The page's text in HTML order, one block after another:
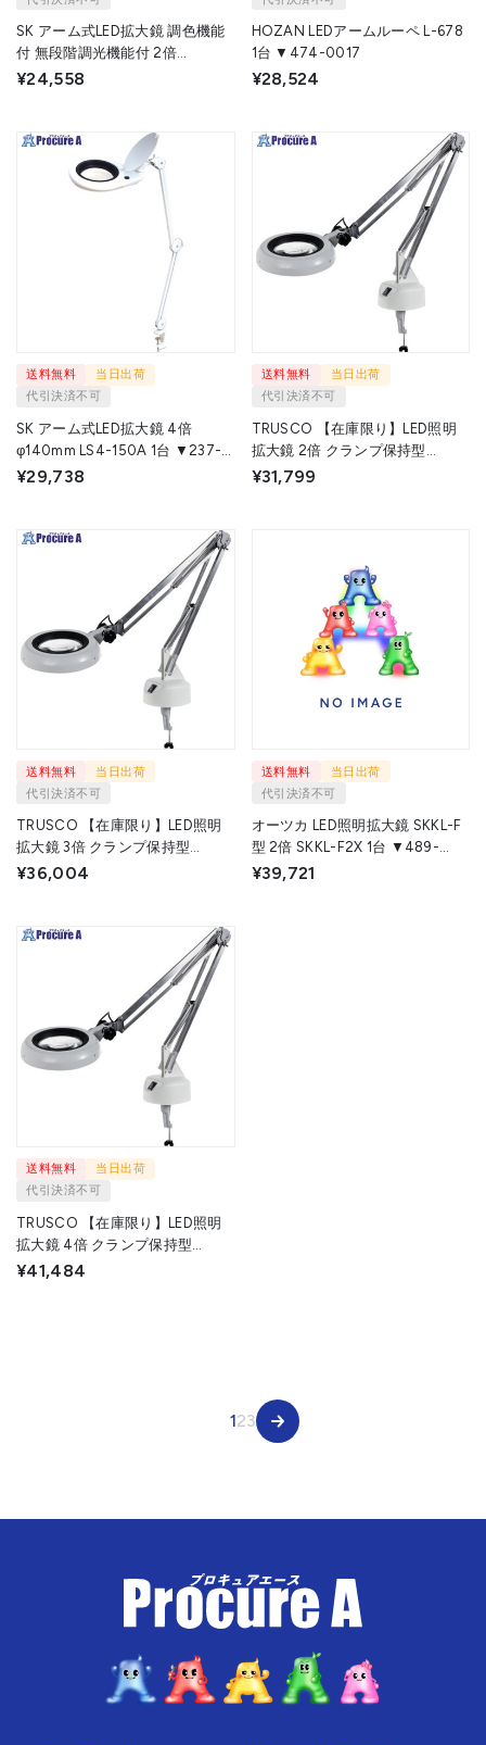
SK アーム式LED拡大鏡 調色機能
付 無段階調光機能付 2倍
Φ172mm LS2-175ADT 1台
¥24,558
HOZAN LEDアームルーペ L-678
1台 ▼474-0017
¥28,524
送料無料
当日出荷
代引決済不可
SK アーム式LED拡大鏡 4倍
φ140mm LS4-150A 1台 ▼237-
6408
¥29,738
送料無料
当日出荷
代引決済不可
TRUSCO 【在庫限り】LED照明
拡大鏡 2倍 クランプ保持型
LPCLX2 1台 ▼257-7481
¥31,799
送料無料
当日出荷
代引決済不可
TRUSCO 【在庫限り】LED照明
拡大鏡 3倍 クランプ保持型
LPCLX3 1台 ▼257-7479
¥36,004
送料無料
当日出荷
代引決済不可
オーツカ LED照明拡大鏡 SKKL-F
型 2倍 SKKL-F2X 1台 ▼489-
9971
¥39,721
送料無料
当日出荷
代引決済不可
TRUSCO 【在庫限り】LED照明
拡大鏡 4倍 クランプ保持型
LPCLX4 1台 ▼257-7480
¥41,484
123